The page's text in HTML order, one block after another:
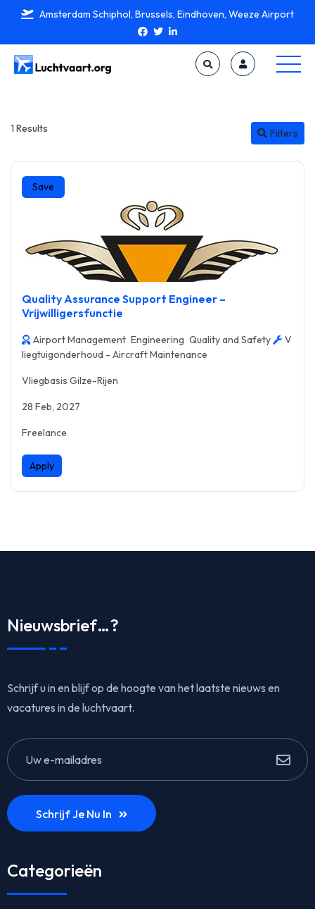
Amsterdam Schiphol, Brussels, Eindhoven, Weeze Airport
1 Results Filters
Save
Quality Assurance Support Engineer –
Vrijwilligersfunctie
Airport Management Engineering Quality and Safety
V
liegtuigonderhoud - Aircraft Maintenance
Vliegbasis Gilze-Rijen
28 Feb, 2027
Freelance
Apply
Nieuwsbrief…?
Schrijf u in en blijf op de hoogte van het laatste nieuws en
vacatures in de luchtvaart.
Schrijf Je Nu In
Categorieën